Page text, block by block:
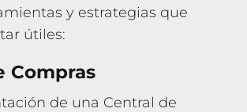
y estrategias que
útiles:
Compras
de una Central de